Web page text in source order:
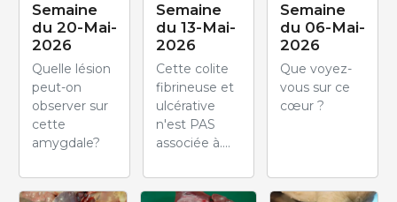
Semaine
du 20-Mai-
2026
Quelle lésion
peut-on
observer sur
cette
amygdale?
Semaine
du 13-Mai-
2026
Cette colite
fibrineuse et
ulcérative
n'est PAS
associée à....
Semaine
du 06-Mai-
2026
Que voyez-
vous sur ce
cœur ?